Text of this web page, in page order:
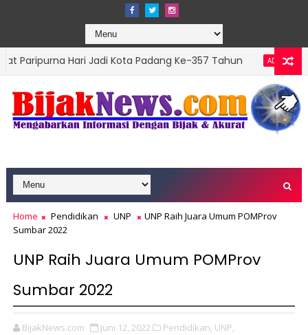
Hari Jadi Kota Padang Ke-357 Tahun ADVERTORIAL DPRD
Home Pendidikan UNP
UNP Raih Juara Umum POMProv
Sumbar 2022
UNP Raih Juara Umum POMProv
Sumbar 2022
BijakNews.com Juni 12, 2022 Pendidikan, UNP,